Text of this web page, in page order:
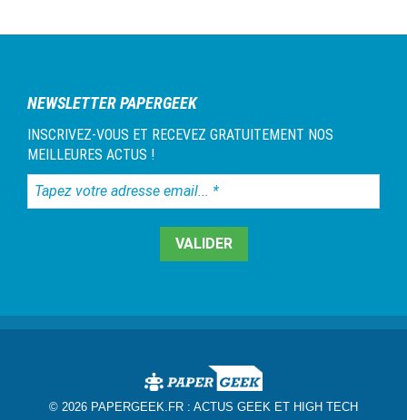
NEWSLETTER PAPERGEEK
INSCRIVEZ-VOUS ET RECEVEZ GRATUITEMENT NOS
MEILLEURES ACTUS !
Tapez
votre
© 2026 PAPERGEEK.FR : ACTUS GEEK ET HIGH TECH